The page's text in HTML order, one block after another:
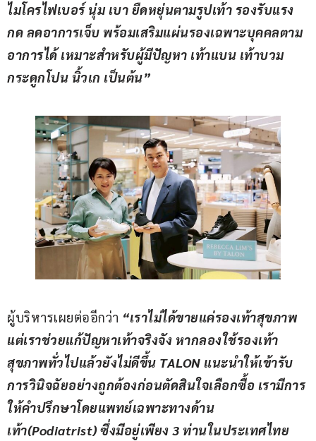
ไมโครไฟเบอร์ นุ่ม เบา ยืดหยุ่นตามรูปเท้า รองรับแรง
กด ลดอาการเจ็บ พร้อมเสริมแผ่นรองเฉพาะบุคคลตาม
อาการได้ เหมาะสำหรับผู้มีปัญหา เท้าแบน เท้าบวม
กระดูกโปน นิ้วเก เป็นต้น”
ผู้บริหารเผยต่ออีกว่า “เราไม่ได้ขายแค่รองเท้าสุขภาพ
แต่เราช่วยแก้ปัญหาเท้าจริงจัง หากลองใช้รองเท้า
สุขภาพทั่วไปแล้วยังไม่ดีขึ้น TALON แนะนำให้เข้ารับ
การวินิจฉัยอย่างถูกต้องก่อนตัดสินใจเลือกซื้อ เรามีการ
ให้คำปรึกษาโดยแพทย์เฉพาะทางด้าน
เท้า(Podiatrist)ซึ่งมีอยู่เพียง 3 ท่านในประเทศไทย